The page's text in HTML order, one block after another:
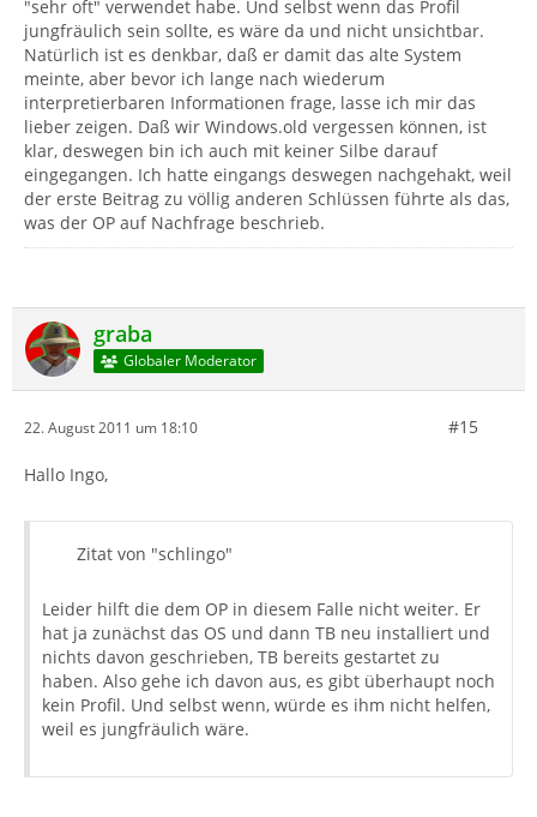
"sehr oft" verwendet habe. Und selbst wenn das Profil
jungfräulich sein sollte, es wäre da und nicht unsichtbar.
Natürlich ist es denkbar, daß er damit das alte System
meinte, aber bevor ich lange nach wiederum
interpretierbaren Informationen frage, lasse ich mir das
lieber zeigen. Daß wir Windows.old vergessen können, ist
klar, deswegen bin ich auch mit keiner Silbe darauf
eingegangen. Ich hatte eingangs deswegen nachgehakt, weil
der erste Beitrag zu völlig anderen Schlüssen führte als das,
was der OP auf Nachfrage beschrieb.
graba
Globaler Moderator
22. August 2011 um 18:10 #15
Hallo Ingo,
Zitat von "schlingo"
Leider hilft die dem OP in diesem Falle nicht weiter. Er
hat ja zunächst das OS und dann TB neu installiert und
nichts davon geschrieben, TB bereits gestartet zu
haben. Also gehe ich davon aus, es gibt überhaupt noch
kein Profil. Und selbst wenn, würde es ihm nicht helfen,
weil es jungfräulich wäre.